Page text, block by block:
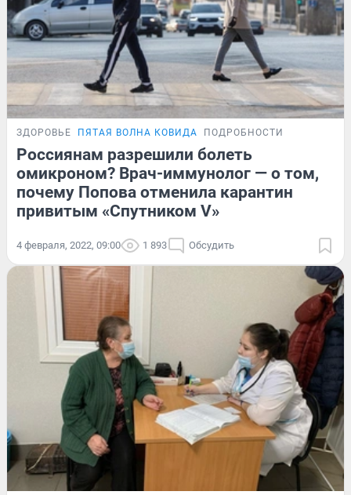
ЗДОРОВЬЕ ПЯТАЯ ВОЛНА КОВИДА ПОДРОБНОСТИ
Россиянам разрешили болеть
омикроном? Врач-иммунолог — о том,
почему Попова отменила карантин
привитым «Спутником V»
4 февраля, 2022, 09:00 1 893 Обсудить